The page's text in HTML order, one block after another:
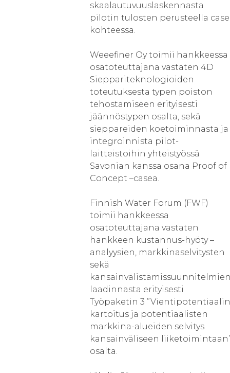
skaalautuvuuslaskennasta
pilotin tulosten perusteella
kohteessa.
Weeefiner Oy toimii hankkeessa
osatoteuttajana vastaten 4D
Sieppariteknologioiden
toteutuksesta typen poiston
tehostamiseen erityisesti
jäännöstypen osalta, sekä
sieppareiden koetoiminnasta ja
integroinnista pilot-
laitteistoihin yhteistyössä
Savonian kanssa osana Proof of
Concept –casea.
Finnish Water Forum (FWF)
toimii hankkeessa
osatoteuttajana vastaten
hankkeen kustannus-hyöty –
analyysien, markkinaselvitysten
sekä
laadinnasta erityisesti
Työpaketin 3 ”Vientipotentiaalin
kartoitus ja potentiaalisten
markkina-alueiden selvitys
kansainväliseen
osalta.